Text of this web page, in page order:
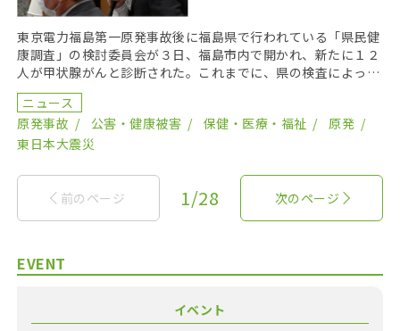
東京電力福島第一原発事故後に福島県で行われている「県民健
康調査」の検討委員会が３日、福島市内で開かれ、新たに１２
人が甲状腺がんと診断された。これまでに、県の検査によって
がんと診断された子どもは２９６人となり、がん登録で把 […]
ニュース
原発事故
公害・健康被害 保健・医療・福祉
原発
東日本大震災
前のページ 1/28 次のページ
EVENT
イベント